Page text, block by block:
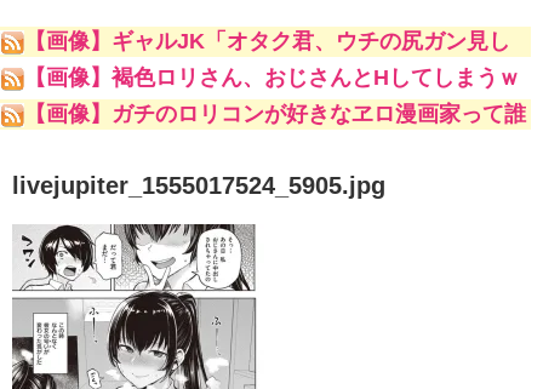
【画像】ギャルJK「オタク君、ウチの尻ガン見し
ててキモいよw」
【画像】褐色ロリさん、おじさんとHしてしまうｗ
ｗｗｗｗ
【画像】ガチのロリコンが好きなヱロ漫画家って誰
livejupiter_1555017524_5905.jpg